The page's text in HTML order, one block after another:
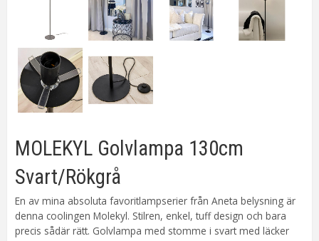
MOLEKYL Golvlampa 130cm
Svart/Rökgrå
En av mina absoluta favoritlampserier från Aneta belysning är
denna coolingen Molekyl. Stilren, enkel, tuff design och bara
precis sådär rätt. Golvlampa med stomme i svart med läcker